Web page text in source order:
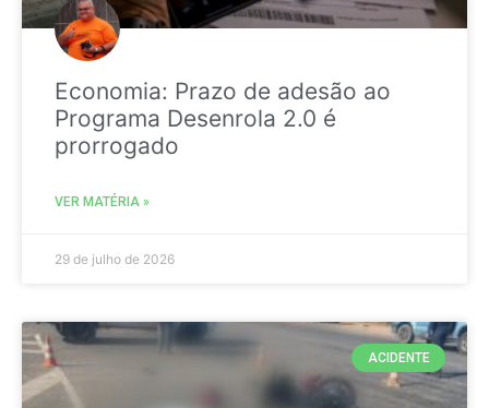
Economia: Prazo de adesão ao
Programa Desenrola 2.0 é
prorrogado
VER MATÉRIA »
29 de julho de 2026
ACIDENTE